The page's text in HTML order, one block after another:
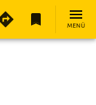
MENÜ